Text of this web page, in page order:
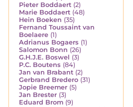
Pieter Boddaert (2)
Marie Boddaert (48)
Hein Boeken (35)
Fernand Toussaint van
Boelaere (1)
Adrianus Bogaers (1)
Salomon Bonn (26)
G.H.J.E. Boswel (3)
P.C. Boutens (84)
Jan van Brabant (2)
Gerbrand Bredero (31)
Jopie Breemer (5)
Jan Brester (3)
Eduard Brom (9)